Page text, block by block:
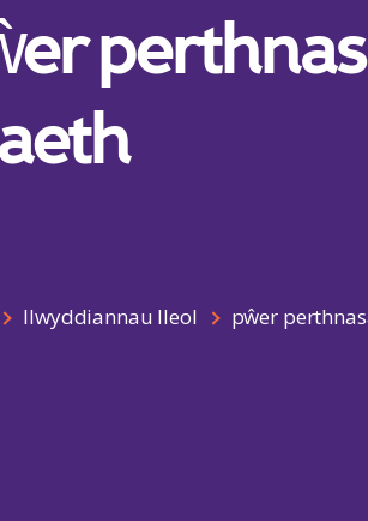
llwyddiannau lleol pŵer